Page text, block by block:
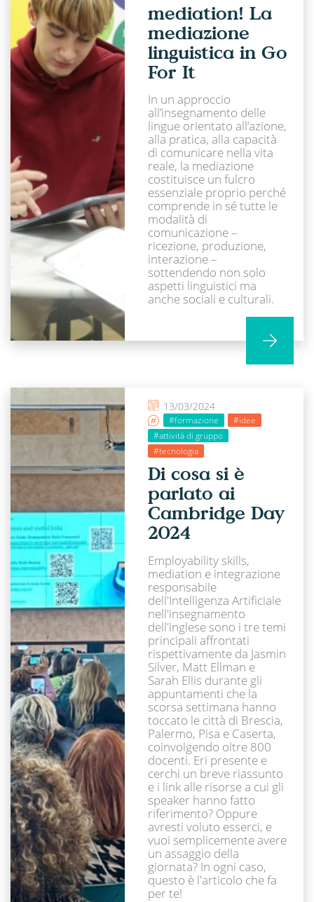
mediation! La
mediazione
linguistica in Go
For It
In un approccio
all’insegnamento delle
lingue orientato all’azione,
alla pratica, alla capacità
di comunicare nella vita
reale, la mediazione
costituisce un fulcro
essenziale proprio perché
comprende in sé tutte le
modalità di
comunicazione –
ricezione, produzione,
interazione –
sottendendo non solo
aspetti linguistici ma
anche sociali e culturali.
13/03/2024
#formazione
#idee
#attività di gruppo
#tecnologia
Di cosa si è
parlato ai
Cambridge Day
2024
Employability skills,
mediation e integrazione
responsabile
dell'Intelligenza Artificiale
nell'insegnamento
dell'inglese sono i tre temi
principali affrontati
rispettivamente da Jasmin
Silver, Matt Ellman e
Sarah Ellis durante gli
appuntamenti che la
scorsa settimana hanno
toccato le città di Brescia,
Palermo, Pisa e Caserta,
coinvolgendo oltre 800
docenti. Eri presente e
cerchi un breve riassunto
e i link alle risorse a cui gli
speaker hanno fatto
riferimento? Oppure
avresti voluto esserci, e
vuoi semplicemente avere
un assaggio della
giornata? In ogni caso,
questo è l'articolo che fa
per te!